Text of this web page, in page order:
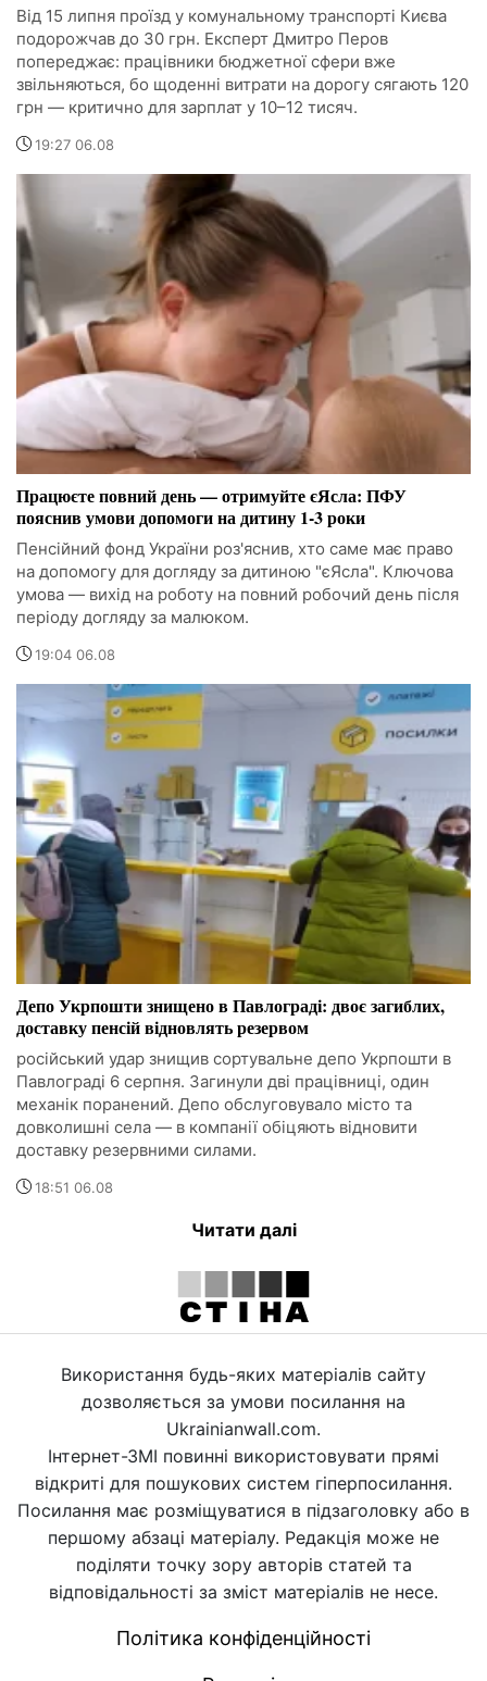
Від 15 липня проїзд у комунальному транспорті Києва
подорожчав до 30 грн. Експерт Дмитро Перов
попереджає: працівники бюджетної сфери вже
звільняються, бо щоденні витрати на дорогу сягають 120
грн — критично для зарплат у 10–12 тисяч.
19:27 06.08
Працюєте повний день — отримуйте єЯсла: ПФУ
пояснив умови допомоги на дитину 1-3 роки
Пенсійний фонд України роз'яснив, хто саме має право
на допомогу для догляду за дитиною "єЯсла". Ключова
умова — вихід на роботу на повний робочий день після
періоду догляду за малюком.
19:04 06.08
Депо Укрпошти знищено в Павлограді: двоє загиблих,
доставку пенсій відновлять резервом
російський удар знищив сортувальне депо Укрпошти в
Павлограді 6 серпня. Загинули дві працівниці, один
механік поранений. Депо обслуговувало місто та
довколишні села — в компанії обіцяють відновити
доставку резервними силами.
18:51 06.08
Читати далі
Використання будь-яких матеріалів сайту
дозволяється за умови посилання на
Ukrainianwall.com.
Інтернет-ЗМІ повинні використовувати прямі
відкриті для пошукових систем гіперпосилання.
Посилання має розміщуватися в підзаголовку або в
першому абзаці матеріалу. Редакція може не
поділяти точку зору авторів статей та
відповідальності за зміст матеріалів не несе.
Політика конфіденційності